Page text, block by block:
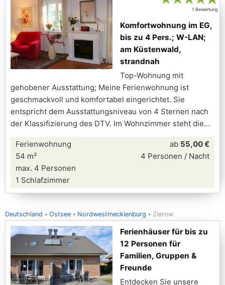
1 Bewertung
Komfortwohnung im EG,
bis zu 4 Pers.; W-LAN;
am Küstenwald,
strandnah
Top-Wohnung mit
gehobener Ausstattung; Meine Ferienwohnung ist
geschmackvoll und komfortabel eingerichtet. Sie
entspricht dem Ausstattungsniveau von 4 Sternen nach
der Klassifizierung des DTV. Im Wohnzimmer steht die
Ferienwohnung
54 m²
max. 4 Personen
1 Schlafzimmer
ab 55,00 €
4 Personen / Nacht
Deutschland Ostsee Nordwestmecklenburg Zierow
Ferienhäuser für bis zu
12 Personen für
Familien, Gruppen &
Freunde
Entdecken Sie unsere